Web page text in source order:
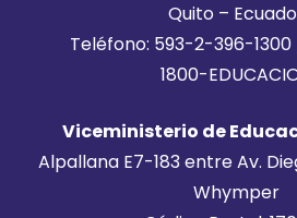
Quito –
Teléfono: 593-2-396-1300
1800-
Viceministerio de
Alpallana E7-183 entre Av.
Whymper